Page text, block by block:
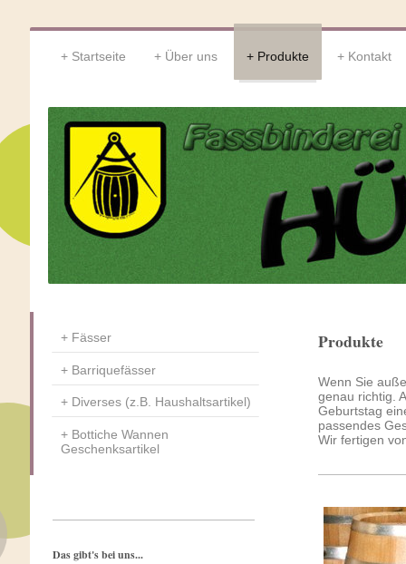
Startseite Über uns Produkte Kontakt
Produkte
Wenn Sie
genau richtig.
Geburtstag
passendes
Wir fertigen
Fässer
Barriquefässer
Diverses (z.B. Haushaltsartikel)
Bottiche Wannen
Geschenksartikel
Das gibt's bei uns...